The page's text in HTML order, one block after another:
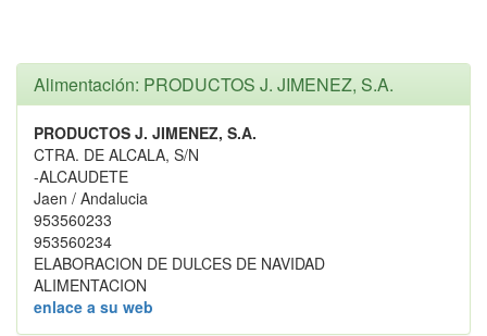
Alimentación: PRODUCTOS J. JIMENEZ, S.A.
PRODUCTOS J. JIMENEZ, S.A.
CTRA. DE ALCALA, S/N
-ALCAUDETE
Jaen / Andalucia
953560233
953560234
ELABORACION DE DULCES DE NAVIDAD
ALIMENTACION
enlace a su web